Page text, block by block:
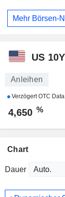
Mehr Börsen-
US
Anleihen
Verzögert OTC
4,650 %
Chart
Dauer